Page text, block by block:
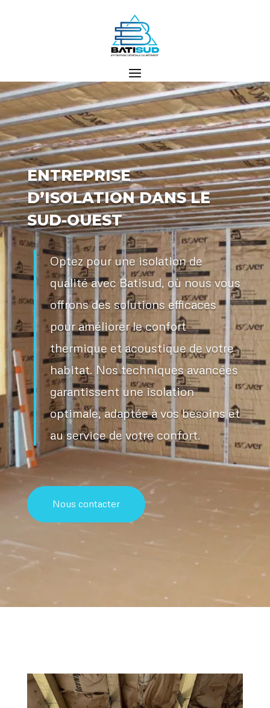
ENTREPRISE
D’ISOLATION DANS LE
SUD-OUEST
Optez pour une isolation de
qualité avec Batisud, où nous vous
offrons des solutions efficaces
pour améliorer le confort
thermique et acoustique de votre
habitat. Nos techniques avancées
garantissent une isolation
optimale, adaptée à vos besoins et
au service de votre confort.
Nous contacter